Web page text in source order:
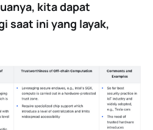
kita dapat
saat ini yang layak,